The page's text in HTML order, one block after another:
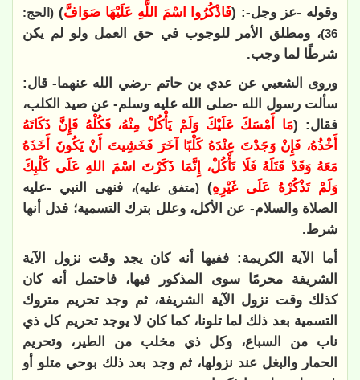
وقوله -عز وجل-: (فَاذْكُرُوا اسْمَ اللَّهِ عَلَيْهَا صَوَافَّ) (الحج:
36) ، ومطلق الأمر للوجوب في حق العمل ولو لم يكن
شرطًا لما وجب.
وروى الشعبي عن عدي بن حاتم -رضي الله عنهما- قال:
سألت رسول الله -صلى الله عليه وسلم- عن صيد الكلب،
فقال: (‌مَا ‌أَمْسَكَ ‌عَلَيْكَ ‌وَلَمْ ‌يَأْكُلْ ‌مِنْهُ، ‌فَكُلْهُ فَإِنَّ ذَكَاتَهُ
أَخْذُهُ، فَإِنْ وَجَدْتَ عِنْدَهُ كَلْبًا آخَرَ فَخَشِيتَ أَنْ يَكُونَ أَخَذَهُ
مَعَهُ وَقَدْ قَتَلَهُ فَلَا تَأْكُلْ، إِنَّمَا ذَكَرْتَ اسْمَ اللهِ عَلَى كَلْبِكَ
وَلَمْ تَذْكُرْهُ عَلَى غَيْرِهِ) (متفق عليه)، فنهى النبي -عليه
الصلاة والسلام- عن الأكل، وعلل بترك التسمية؛ فدل أنها
شرط.
أما الآية الكريمة: ففيها أنه كان يجد وقت نزول الآية
الشريفة محرمًا سوى المذكور فيها، فاحتمل أنه كان
كذلك وقت نزول الآية الشريفة، ثم وجد تحريم متروك
التسمية بعد ذلك لما تلونا، كما كان لا يوجد تحريم كل ذي
ناب من السباع، وكل ذي مخلب من الطير، وتحريم
الحمار والبغل عند نزولها، ثم وجد بعد ذلك بوحي متلو أو